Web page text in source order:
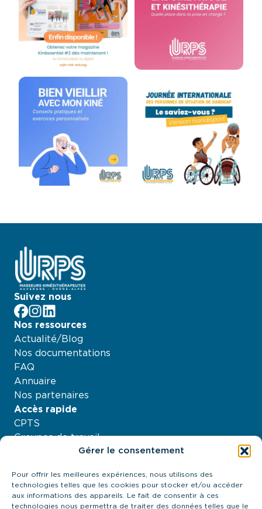
Gérer le consentement
Pour offrir les meilleures expériences, nous utilisons des
technologies telles que les cookies pour stocker et/ou accéder
aux informations des appareils. Le fait de consentir à ces
technologies nous permettra de traiter des données telles que le
Suivez nous
facebook
Instagram
LinkedIn
Nos ressources
Actualité/Blog
Nos documentations
FAQ
Annuaire
Nos partenaires
Accès rapide
CPTS
Groupes de travail
À propos
Contactez-nous